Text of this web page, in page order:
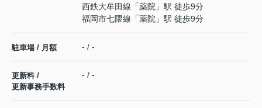
西鉄大牟田線 「薬院 」駅 徒歩9分
福岡市七隈線 「薬院 」駅 徒歩9分
駐車場 / 月額 - / -
更新料 /
更新事務手数料
- / -